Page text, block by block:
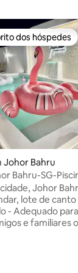
4,98 em 5
dos hóspedes
dos hóspedes
Johor Bahru
Bahru-SG-
Johor
lote de
- Adequado
e familiares